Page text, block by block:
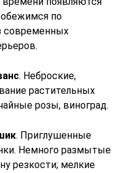
по
современных
. Неброские,
растительных
розы, виноград.
. Приглушенные
Немного размытые
резкости; мелкие